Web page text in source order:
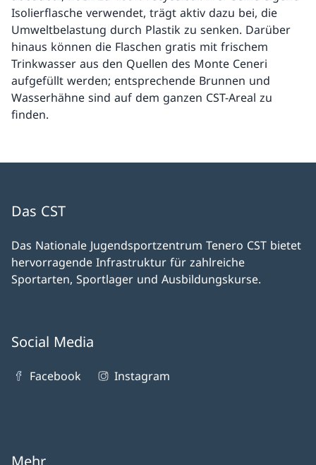
Isolierflasche verwendet, trägt aktiv dazu bei, die
Umweltbelastung durch Plastik zu senken. Darüber
hinaus können die Flaschen gratis mit frischem
Trinkwasser aus den Quellen des Monte Ceneri
aufgefüllt werden; entsprechende Brunnen und
Wasserhähne sind auf dem ganzen CST-Areal zu
finden.
Das CST
Das Nationale Jugendsportzentrum Tenero CST bietet
hervorragende Infrastruktur für zahlreiche
Sportarten, Sportlager und Ausbildungskurse.
Social Media
Facebook Instagram